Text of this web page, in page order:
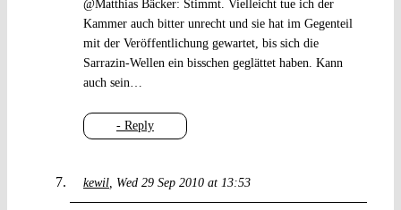
- Reply
@Matthias Bäcker: Stimmt. Vielleicht tue ich der
Kammer auch bitter unrecht und sie hat im Gegenteil
mit der Veröffentlichung gewartet, bis sich die
Sarrazin-Wellen ein bisschen geglättet haben. Kann
auch sein…
kewil Wed 29 Sep 2010 at 13:53